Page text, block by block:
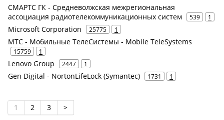
СМАРТС ГК - Средневолжская межрегиональная
ассоциация радиотелекоммуникационных систем
539 1
Microsoft Corporation 25775 1
МТС - Мобильные ТелеСистемы - Mobile TeleSystems
15759 1
Lenovo Group 2447 1
Gen Digital - NortonLifeLock (Symantec) 1731 1
1 2 3 >